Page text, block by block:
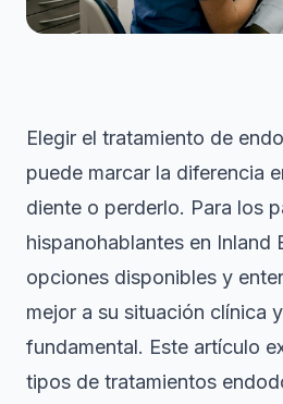
Elegir el tratamiento de
puede marcar la diferencia
diente o perderlo. Para los
hispanohablantes en Inland
opciones disponibles y
mejor a su situación clínica
fundamental. Este artículo
tipos de tratamientos